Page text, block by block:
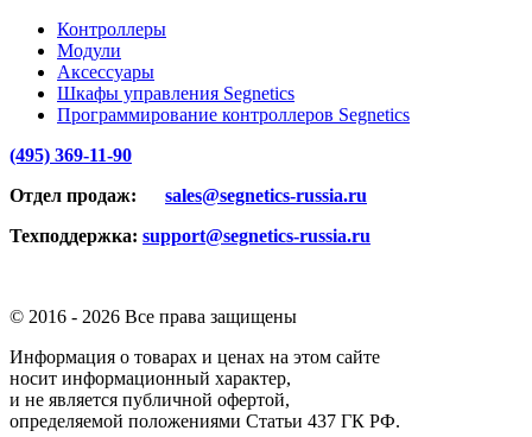
Контроллеры
Модули
Аксессуары
Шкафы управления Segnetics
Программирование контроллеров Segnetics
(495) 369-11-90
Отдел продаж: sales@segnetics-russia.ru
Техподдержка: support@segnetics-russia.ru
© 2016 - 2026 Все права защищены
Информация о товарах и ценах на этом сайте
носит информационный характер,
и не является публичной офертой,
определяемой положениями Статьи 437 ГК РФ.